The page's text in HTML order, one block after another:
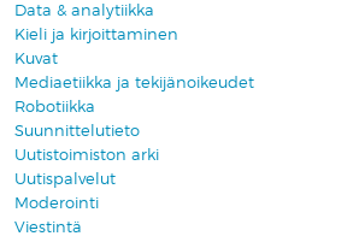
Data & analytiikka
Kieli ja kirjoittaminen
Kuvat
Mediaetiikka ja tekijänoikeudet
Robotiikka
Suunnittelutieto
Uutistoimiston arki
Uutispalvelut
Moderointi
Viestintä